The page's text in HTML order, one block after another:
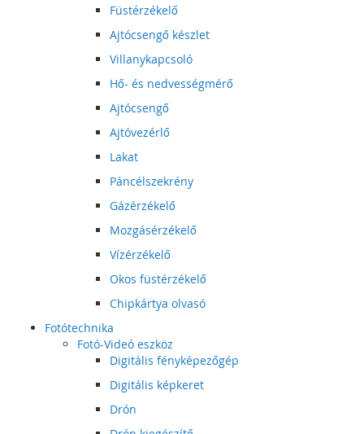
Füstérzékelő
Ajtócsengő készlet
Villanykapcsoló
Hő- és nedvességmérő
Ajtócsengő
Ajtóvezérlő
Lakat
Páncélszekrény
Gázérzékelő
Mozgásérzékelő
Vízérzékelő
Okos füstérzékelő
Chipkártya olvasó
Fotótechnika
Fotó-Videó eszköz
Digitális fényképezőgép
Digitális képkeret
Drón